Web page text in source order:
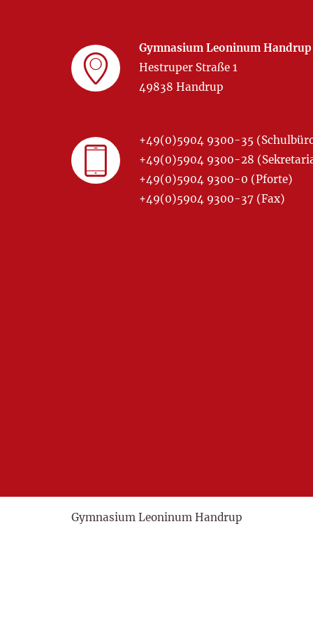
Gymnasium Leoninum Handrup
Hestruper Straße 1
49838 Handrup
+49(0)5904 9300-35
+49(0)5904 9300-28
+49(0)5904 9300-0 (Pforte)
+49(0)5904 9300-37 (Fax)
Gymnasium Leoninum Handrup